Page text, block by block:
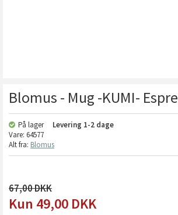
Blomus - Mug -KUMI-
På lager Levering 1-2 dage
Vare: 64577
Alt fra: Blomus
67,00
49,00 DKK